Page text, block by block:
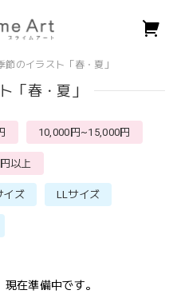
節のイラスト「春・夏」
「春・夏」
10,000円~15,000円
以上
イズ LLサイズ
在準備中です。